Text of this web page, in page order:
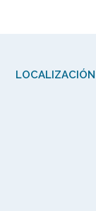
LOCALIZACIÓN